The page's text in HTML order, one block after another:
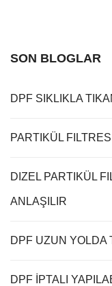
SON BLOGLAR
DPF SIKLIKLA
PARTIKÜL
DIZEL PARTIKÜL
ANLAŞILIR
DPF UZUN YOLDA
DPF İPTALI